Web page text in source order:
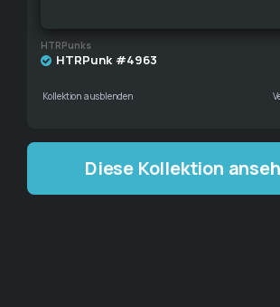
HTRPunks
HTRPunk #4963
Kollektion ausblenden
Diese Kollektion